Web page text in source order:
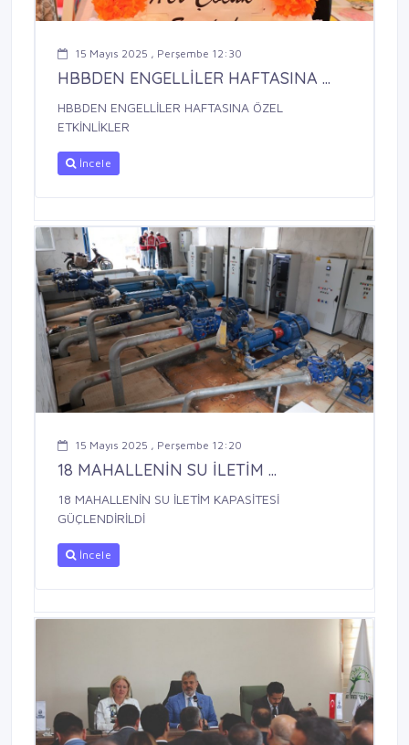
15 Mayıs 2025 , Perşembe 12:30
HBBDEN ENGELLİLER HAFTASINA ...
HBBDEN ENGELLİLER HAFTASINA ÖZEL
ETKİNLİKLER
İncele
15 Mayıs 2025 , Perşembe 12:20
18 MAHALLENİN SU İLETİM ...
18 MAHALLENİN SU İLETİM KAPASİTESİ
GÜÇLENDİRİLDİ
İncele